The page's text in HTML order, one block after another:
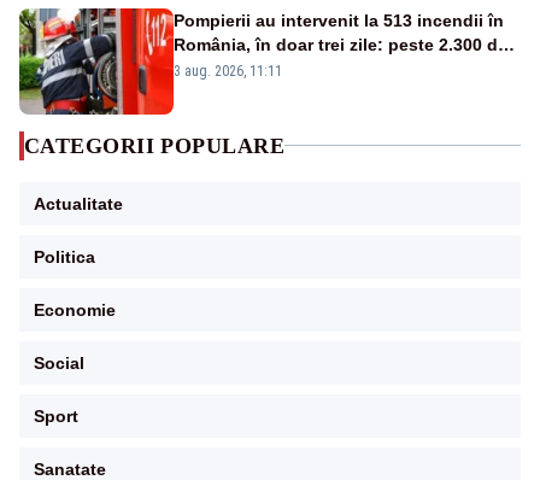
Pompierii au intervenit la 513 incendii în
România, în doar trei zile: peste 2.300 de
hectare de teren au fost afectate
3 aug. 2026, 11:11
CATEGORII POPULARE
Actualitate
Politica
Economie
Social
Sport
Sanatate